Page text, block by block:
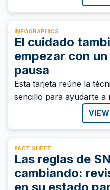
aprobado en el
bipartidista. Su objetivo
asequibilidad de la
de vivienda, reducir los
procesos de
INFOGRAPHICS
El cuidado
empezar con
pausa
Esta tarjeta reúne la
sencillo para ayudarte
presente utilizando tus
y compártela con quien
FACT SHEET
Las reglas de
cambiando: